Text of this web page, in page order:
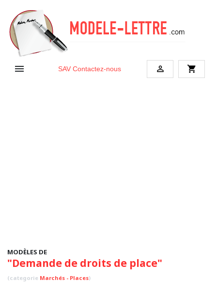
 SAV Contactez-nous  shopping_cart
MODÈLES DE
"Demande de droits de place"
(categorie Marchés - Places)